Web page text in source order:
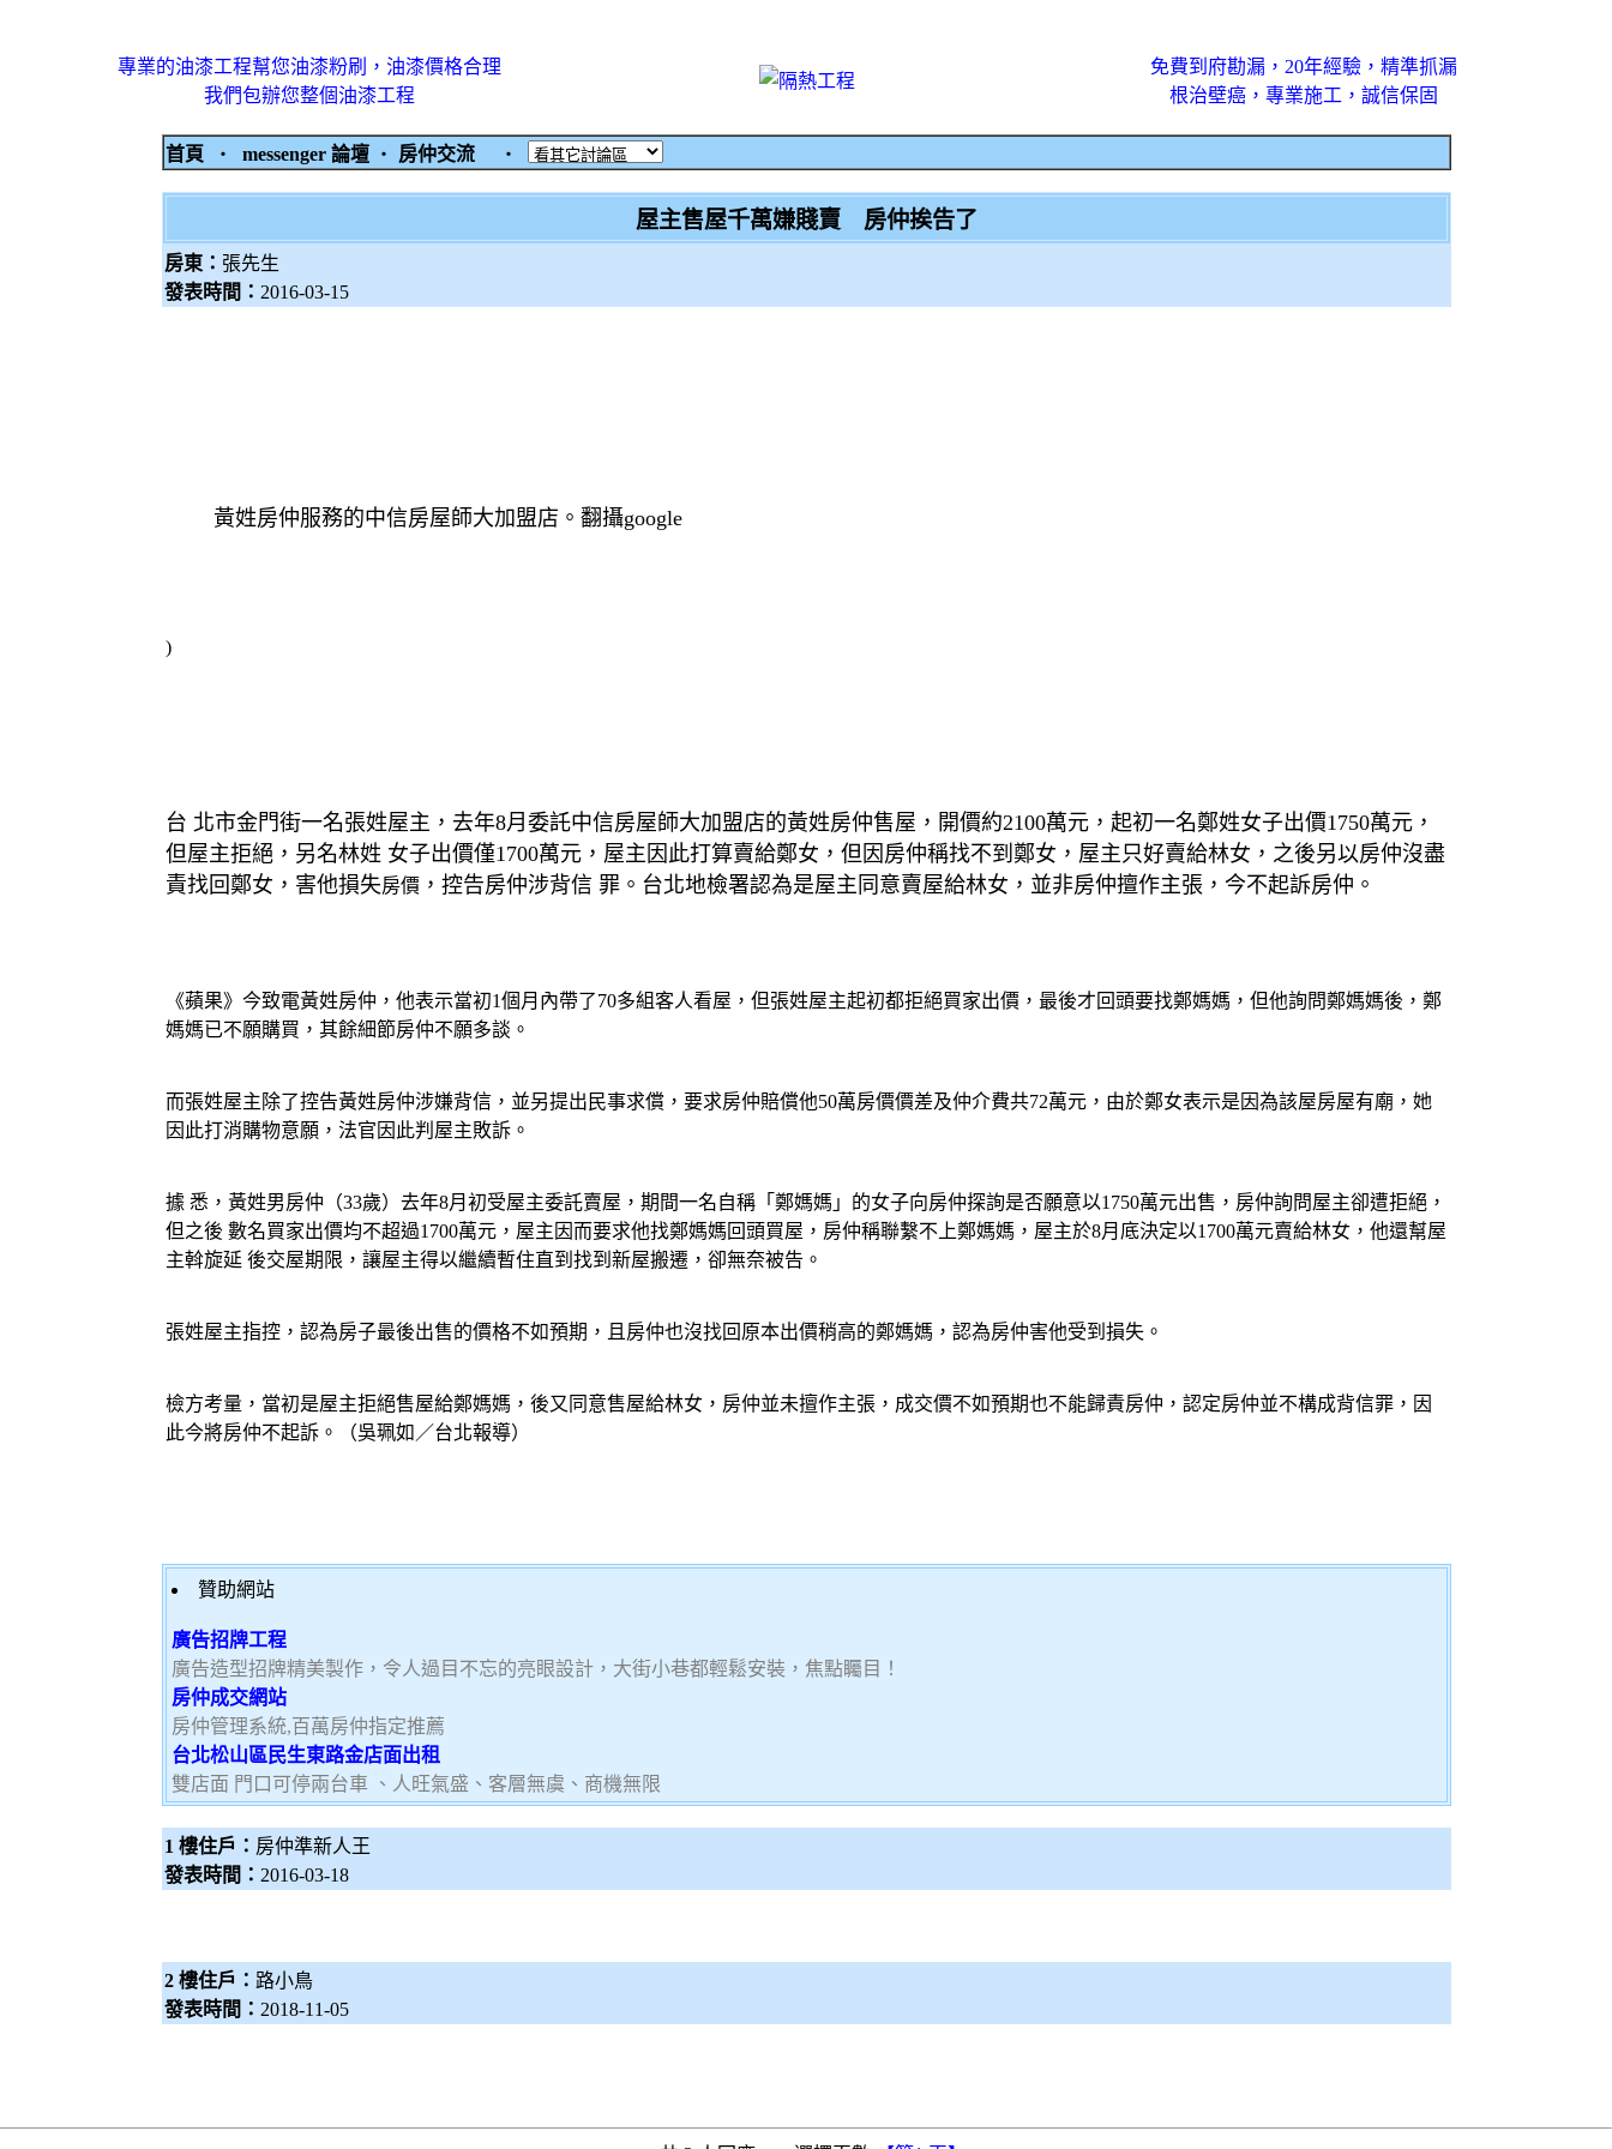
專業的油漆工程幫您油漆粉刷，油漆價格合理
我們包辦您整個油漆工程
免費到府勘漏，20年經驗，精準抓漏
根治壁癌，專業施工，誠信保固
首頁 ‧ messenger 論壇 ‧ 房仲交流 ‧
屋主售屋千萬嫌賤賣 房仲挨告了
房東： 張先生
發表時間： 2016-03-15
黃姓房仲服務的中信房屋師大加盟店。翻攝google
)
台 北市金門街一名張姓屋主，去年8月委託中信房屋師大加盟店的黃姓房仲售屋，開價約2100萬元，起初一名鄭姓女子出價1750萬元，
但屋主拒絕，另名林姓 女子出價僅1700萬元，屋主因此打算賣給鄭女，但因房仲稱找不到鄭女，屋主只好賣給林女，之後另以房仲沒盡
責找回鄭女，害他損失房價，控告房仲涉背信 罪。台北地檢署認為是屋主同意賣屋給林女，並非房仲擅作主張，今不起訴房仲。
《蘋果》今致電黃姓房仲，他表示當初1個月內帶了70多組客人看屋，但張姓屋主起初都拒絕買家出價，最後才回頭要找鄭媽媽，但他詢問鄭媽媽後，鄭
媽媽已不願購買，其餘細節房仲不願多談。
而張姓屋主除了控告黃姓房仲涉嫌背信，並另提出民事求償，要求房仲賠償他50萬房價價差及仲介費共72萬元，由於鄭女表示是因為該屋房屋有廟，她
因此打消購物意願，法官因此判屋主敗訴。
據 悉，黃姓男房仲（33歲）去年8月初受屋主委託賣屋，期間一名自稱「鄭媽媽」的女子向房仲探詢是否願意以1750萬元出售，房仲詢問屋主卻遭拒絕，
但之後 數名買家出價均不超過1700萬元，屋主因而要求他找鄭媽媽回頭買屋 ，房仲稱聯繫不上鄭媽媽，屋主於8月底決定以1700萬元賣給林女，他還幫屋
主斡旋延 後交屋期限，讓屋主得以繼續暫住直到找到新屋搬遷，卻無奈被告。
張姓屋主指控，認為房子最後出售的價格不如預期，且房仲也沒找回原本出價稍高的鄭媽媽，認為房仲害他受到損失。
檢方考量，當初是屋主拒絕售屋給鄭媽媽，後又同意售屋給林女，房仲並未擅作主張，成交價不如預期也不能歸責房仲，認定房仲並不構成背信罪，因
此今將房仲不起訴。（吳珮如／台北報導）
贊助網站
廣告招牌工程
廣告造型招牌精美製作，令人過目不忘的亮眼設計，大街小巷都輕鬆安裝，焦點矚目！
房仲成交網站
房仲管理系統,百萬房仲指定推薦
台北松山區民生東路金店面出租
雙店面 門口可停兩台車 、人旺氣盛、客層無虞、商機無限
1 樓住戶： 房仲準新人王
發表時間： 2016-03-18
2 樓住戶： 路小鳥
發表時間： 2018-11-05